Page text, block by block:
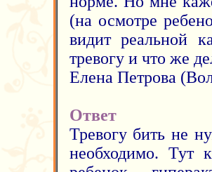
(на осмотре
видит реальной
тревогу и что же
Елена Петрова
Ответ
Тревогу бить не
необходимо. Тут